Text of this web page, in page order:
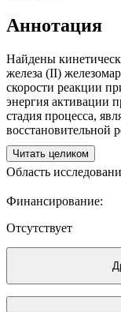
Аннотация
Найдены
железа (II)
скорости реакции
энергия активации
стадия процесса,
восстановительной
Читать целиком
Область
Финансирование:
Отсутствует